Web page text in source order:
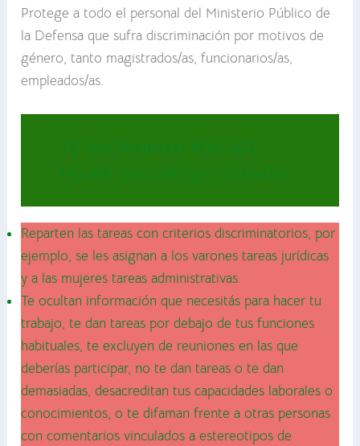
Protege a todo el personal del Ministerio Público de
la Defensa que sufra discriminación por motivos de
género, tanto magistrados/as, funcionarios/as,
empleados/as.
TE DISCRIMINAN POR SER
MUJER Y/O LGBTIQ+ CUANDO:
Reparten las tareas con criterios discriminatorios, por
ejemplo, se les asignan a los varones tareas jurídicas
y a las mujeres tareas administrativas.
Te ocultan información que necesitás para hacer tu
trabajo, te dan tareas por debajo de tus funciones
habituales, te excluyen de reuniones en las que
deberías participar, no te dan tareas o te dan
demasiadas, desacreditan tus capacidades laborales o
conocimientos, o te difaman frente a otras personas
con comentarios vinculados a estereotipos de